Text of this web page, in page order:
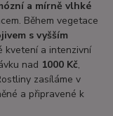
a mírně vlhké
Během vegetace
s vyšším
kvetení a intenzivní
nad 1000 Kč,
zasíláme v
a připravené k